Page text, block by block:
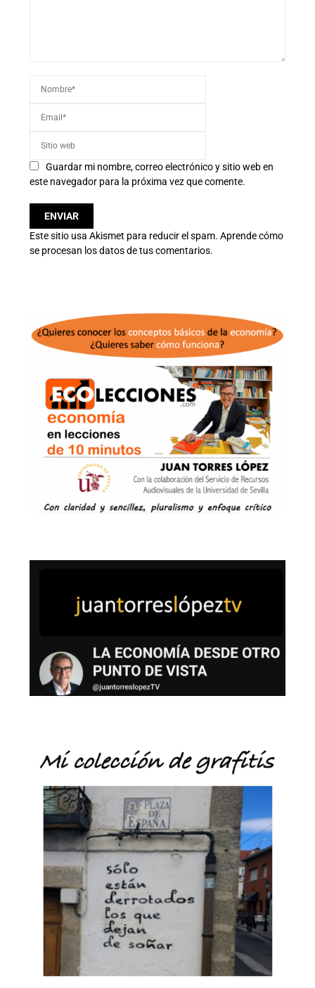
Guardar mi nombre, correo electrónico y sitio web en
este navegador para la próxima vez que comente.
Este sitio usa Akismet para reducir el spam. Aprende cómo
se procesan los datos de tus comentarios.